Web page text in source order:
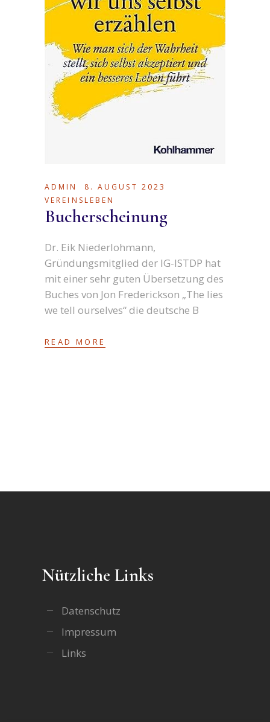
ADMIN
8. AUGUST 2023
VEREINSLEBEN
Bucherscheinung
Dr. Eik Niederlohmann,
Gründungsmitglied der IG-ISTDP hat
mit einer sehr guten Übersetzung des
Buches von Jon Frederickson „The lies
we tell ourselves“ die deutsche B
READ MORE
Nützliche Links
Datenschutz
Impressum
Links